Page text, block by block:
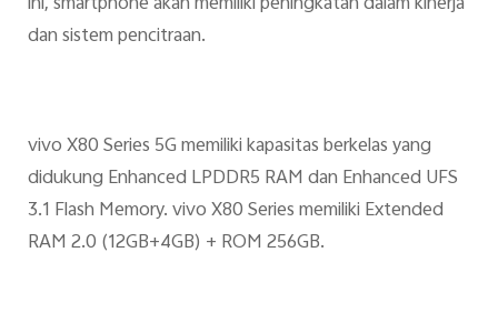
dan sistem pencitraan.
vivo X80 Series 5G memiliki kapasitas berkelas yang
didukung Enhanced LPDDR5 RAM dan Enhanced UFS
3.1 Flash Memory. vivo X80 Series memiliki Extended
RAM 2.0 (12GB+4GB) + ROM 256GB.